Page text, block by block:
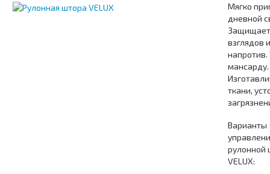
Мягко
дневной
взглядов
мансарду.
ткани,
Варианты
рулонной
VELUX: